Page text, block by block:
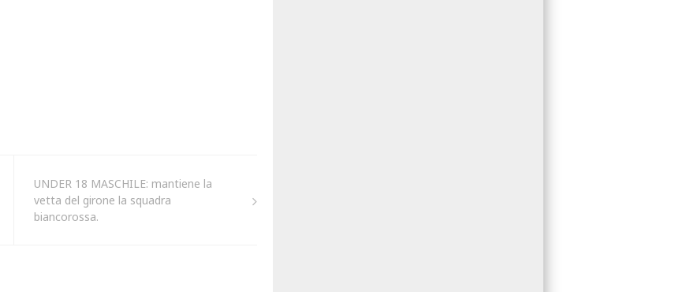
UNDER 18 MASCHILE: mantiene la
vetta del girone la squadra
biancorossa.